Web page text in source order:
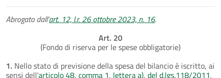
Abrogato dall'art. 12, l.r. 26 ottobre 2023, n. 16.
Art. 20
(Fondo di riserva per le spese obbligatorie)
1. Nello stato di previsione della spesa del bilancio è iscritto, ai
sensi dell'articolo 48, comma 1, lettera a), del d.lgs.118/2011,